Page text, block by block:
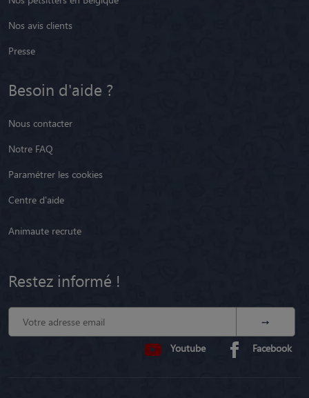
Nos avis clients
Presse
Besoin d'aide ?
Nous contacter
Notre FAQ
Paramétrer les cookies
Centre d'aide
Animaute recrute
Restez informé !
Youtube Facebook